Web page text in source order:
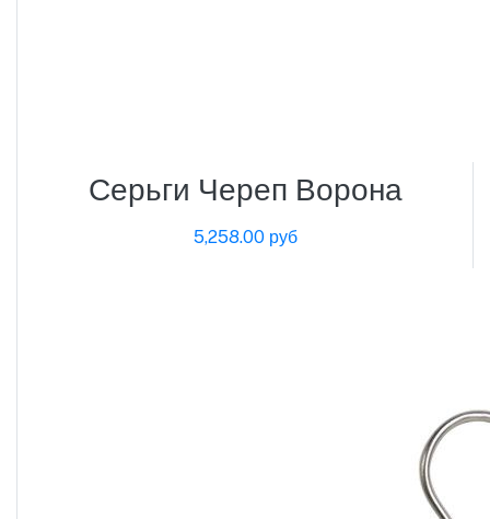
Серьги Череп Ворона
5,258.00 руб